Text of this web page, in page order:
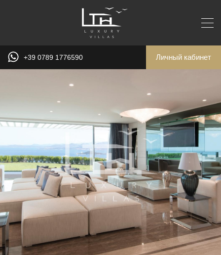
+39 0789 1776590 Личный кабинет